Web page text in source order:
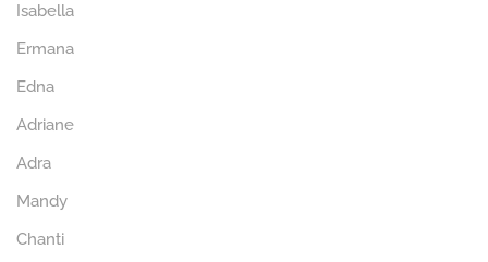
Isabella
Ermana
Edna
Adriane
Adra
Mandy
Chanti